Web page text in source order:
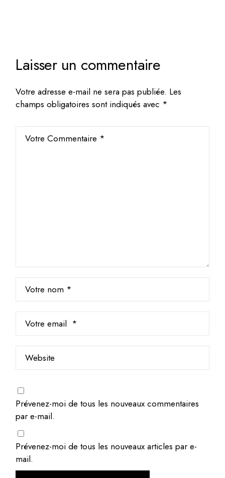
Laisser un commentaire
Votre adresse e-mail ne sera pas publiée. Les
champs obligatoires sont indiqués avec *
Prévenez-moi de tous les nouveaux commentaires
par e-mail.
Prévenez-moi de tous les nouveaux articles par e-
mail.